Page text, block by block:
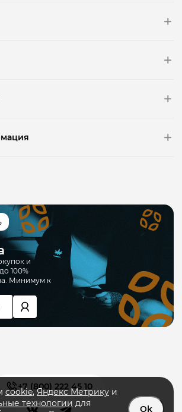
+7 (800) 222 45 10
и
100%
Минимум к
cookie,Яндекс Метрику и
технологии для
Ok